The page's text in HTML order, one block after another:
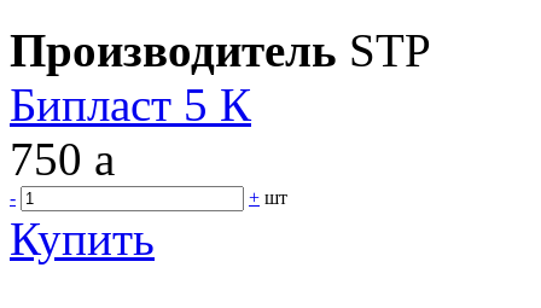
Производитель STP
Бипласт 5 К
750 a
- + шт
Купить